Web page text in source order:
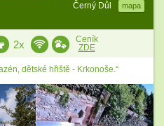
Černý Důl mapa
2x
Ceník
ZDE
dětské hřiště - Krkonoše.“